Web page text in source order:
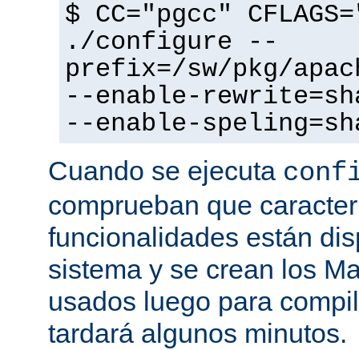
$ CC="pgcc"
./configure --
prefix=/sw/pkg/
--enable-
--enable-
Cuando se ejecuta
comprueban que
funcionalidades están
sistema y se crean los
usados luego para
tardará algunos minutos.